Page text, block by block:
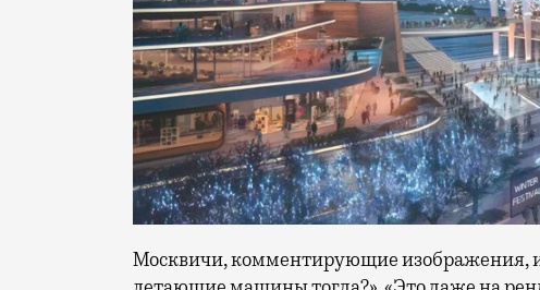
Москвичи, комментирующие изображения,